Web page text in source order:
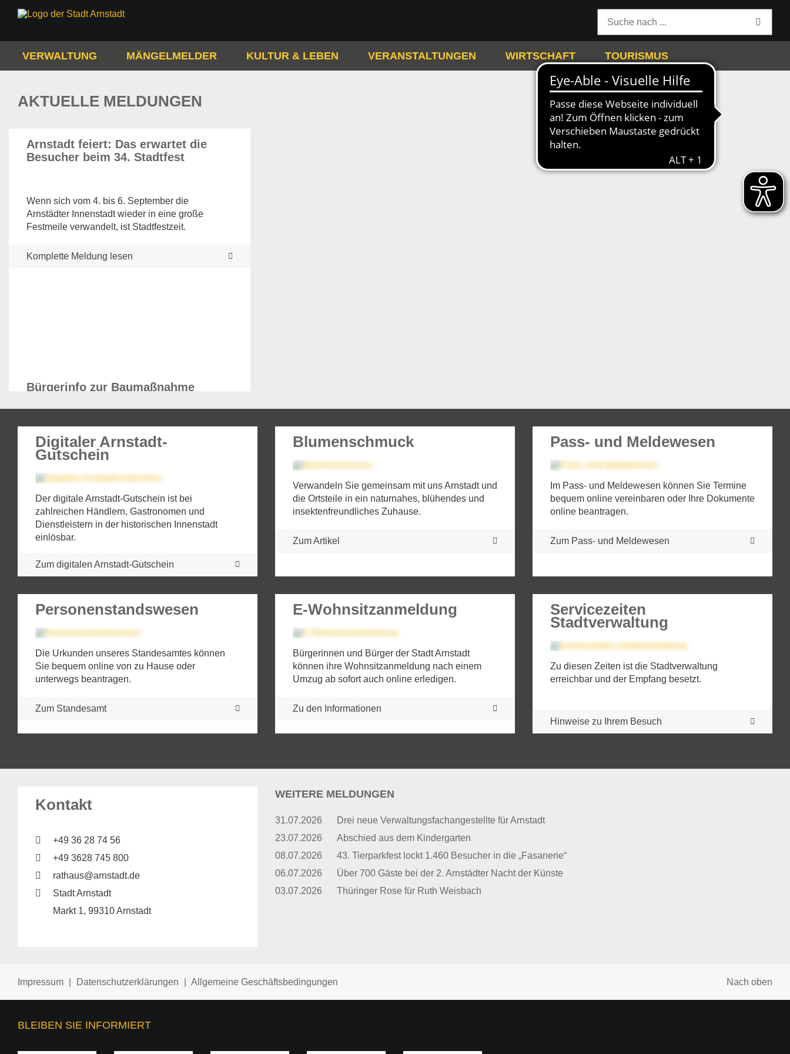
VERWALTUNG MÄNGELMELDER KULTUR & LEBEN VERANSTALTUNGEN WIRTSCHAFT TOURISMUS
AKTUELLE MELDUNGEN
Arnstadt feiert: Das erwartet die
Besucher beim 34. Stadtfest
Wenn sich vom 4. bis 6. September die
Arnstädter Innenstadt wieder in eine große
Festmeile verwandelt, ist Stadtfestzeit.
Komplette Meldung lesen
Bürgerinfo zur Baumaßnahme
Am 17. August wird im Arnstädter Rathaus über
die anstehende Baumaßnahme in der Straße
Komplette Meldung lesen
Umweltminister Tilo Kummer
Hochwasserschutz in Arnstadt
Im Gerätehaus der Freiwilligen Feuerwehr
zum Schutz vor Starkregen und Hochwasser.
Stadt Arnstadt trauert um
Komplette Meldung lesen
Digitaler Arnstadt-
Gutschein
Der digitale Arnstadt-Gutschein ist bei
zahlreichen Händlern, Gastronomen und
Dienstleistern in der historischen Innenstadt
einlösbar.
Zum digitalen Arnstadt-Gutschein
Blumenschmuck
Verwandeln Sie gemeinsam mit uns Arnstadt und
die Ortsteile in ein naturnahes, blühendes und
insektenfreundliches Zuhause.
Zum Artikel
Pass- und Meldewesen
Im Pass- und Meldewesen können Sie Termine
bequem online vereinbaren oder Ihre Dokumente
online beantragen.
Zum Pass- und Meldewesen
Personenstandswesen
Die Urkunden unseres Standesamtes können
Sie bequem online von zu Hause oder
unterwegs beantragen.
Zum Standesamt
E-Wohnsitzanmeldung
Bürgerinnen und Bürger der Stadt Arnstadt
können ihre Wohnsitzanmeldung nach einem
Umzug ab sofort auch online erledigen.
Zu den Informationen
Servicezeiten
Stadtverwaltung
Zu diesen Zeiten ist die Stadtverwaltung
erreichbar und der Empfang besetzt.
Hinweise zu Ihrem Besuch
Kontakt
+49 36 28 74 56
+49 3628 745 800
rathaus@arnstadt.de
Stadt Arnstadt
Markt 1, 99310 Arnstadt
WEITERE MELDUNGEN
31.07.2026
Drei neue Verwaltungsfachangestellte für Arnstadt
23.07.2026
Abschied aus dem Kindergarten
08.07.2026
43. Tierparkfest lockt 1.460 Besucher in die „Fasanerie“
06.07.2026
Über 700 Gäste bei der 2. Arnstädter Nacht der Künste
03.07.2026
Thüringer Rose für Ruth Weisbach
Impressum Datenschutzerklärungen Allgemeine Geschäftsbedingungen Nach oben
BLEIBEN SIE INFORMIERT